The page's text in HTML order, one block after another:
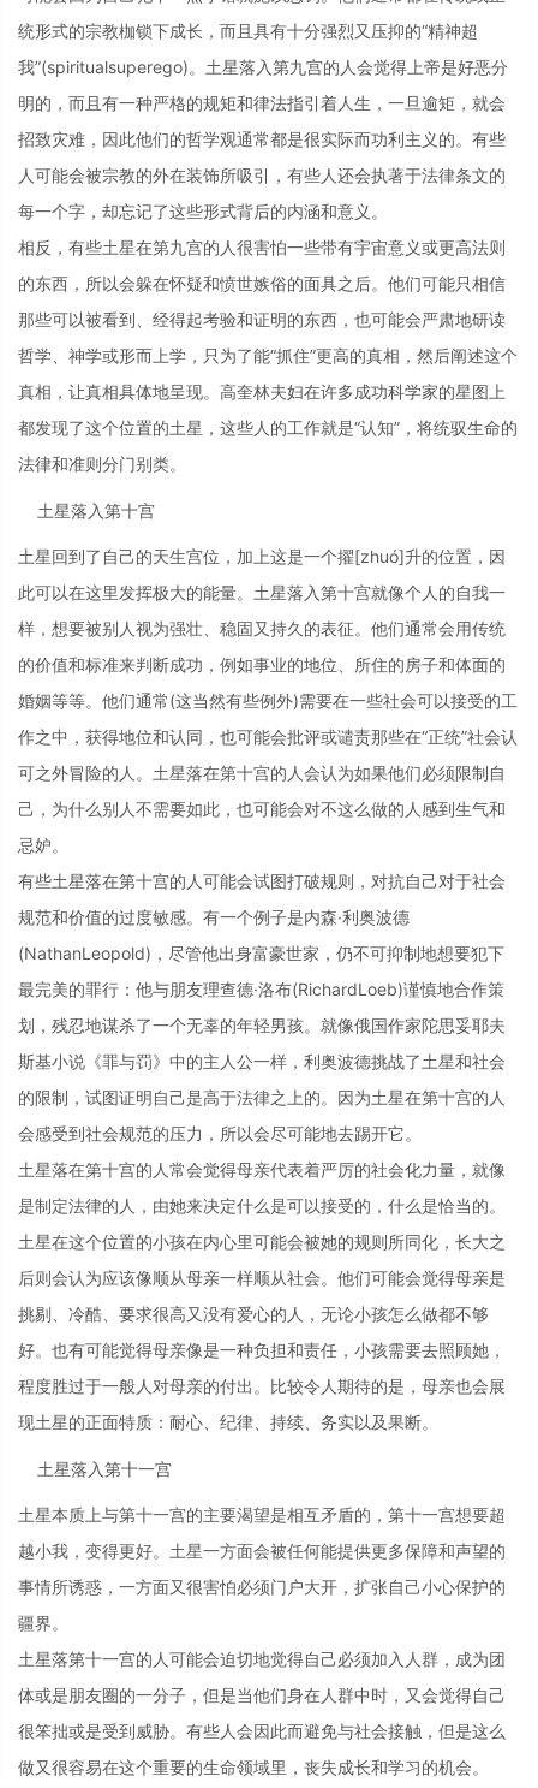
统形式的宗教枷锁下成长，而且具有十分强烈又压抑的“精神超
我”(spiritualsuperego)。土星落入第九宫的人会觉得上帝是好恶分
明的，而且有一种严格的规矩和律法指引着人生，一旦逾矩，就会
招致灾难，因此他们的哲学观通常都是很实际而功利主义的。有些
人可能会被宗教的外在装饰所吸引，有些人还会执著于法律条文的
每一个字，却忘记了这些形式背后的内涵和意义。
相反，有些土星在第九宫的人很害怕一些带有宇宙意义或更高法则
的东西，所以会躲在怀疑和愤世嫉俗的面具之后。他们可能只相信
那些可以被看到、经得起考验和证明的东西，也可能会严肃地研读
哲学、神学或形而上学，只为了能“抓住”更高的真相，然后阐述这个
真相，让真相具体地呈现。高奎林夫妇在许多成功科学家的星图上
都发现了这个位置的土星，这些人的工作就是“认知”，将统驭生命的
法律和准则分门别类。
土星落入第十宫
土星回到了自己的天生宫位，加上这是一个擢[zhuó]升的位置，因
此可以在这里发挥极大的能量。土星落入第十宫就像个人的自我一
样，想要被别人视为强壮、稳固又持久的表征。他们通常会用传统
的价值和标准来判断成功，例如事业的地位、所住的房子和体面的
婚姻等等。他们通常(这当然有些例外)需要在一些社会可以接受的工
作之中，获得地位和认同，也可能会批评或谴责那些在“正统”社会认
可之外冒险的人。土星落在第十宫的人会认为如果他们必须限制自
己，为什么别人不需要如此，也可能会对不这么做的人感到生气和
忌妒。
有些土星落在第十宫的人可能会试图打破规则，对抗自己对于社会
规范和价值的过度敏感。有一个例子是内森·利奥波德
(NathanLeopold)，尽管他出身富豪世家，仍不可抑制地想要犯下
最完美的罪行：他与朋友理查德·洛布(RichardLoeb)谨慎地合作策
划，残忍地谋杀了一个无辜的年轻男孩。就像俄国作家陀思妥耶夫
斯基小说《罪与罚》中的主人公一样，利奥波德挑战了土星和社会
的限制，试图证明自己是高于法律之上的。因为土星在第十宫的人
会感受到社会规范的压力，所以会尽可能地去踢开它。
土星落在第十宫的人常会觉得母亲代表着严厉的社会化力量，就像
是制定法律的人，由她来决定什么是可以接受的，什么是恰当的。
土星在这个位置的小孩在内心里可能会被她的规则所同化，长大之
后则会认为应该像顺从母亲一样顺从社会。他们可能会觉得母亲是
挑剔、冷酷、要求很高又没有爱心的人，无论小孩怎么做都不够
好。也有可能觉得母亲像是一种负担和责任，小孩需要去照顾她，
程度胜过于一般人对母亲的付出。比较令人期待的是，母亲也会展
现土星的正面特质：耐心、纪律、持续、务实以及果断。
土星落入第十一宫
土星本质上与第十一宫的主要渴望是相互矛盾的，第十一宫想要超
越小我，变得更好。土星一方面会被任何能提供更多保障和声望的
事情所诱惑，一方面又很害怕必须门户大开，扩张自己小心保护的
疆界。
土星落第十一宫的人可能会迫切地觉得自己必须加入人群，成为团
体或是朋友圈的一分子，但是当他们身在人群中时，又会觉得自己
很笨拙或是受到威胁。有些人会因此而避免与社会接触，但是这么
做又很容易在这个重要的生命领域里，丧失成长和学习的机会。